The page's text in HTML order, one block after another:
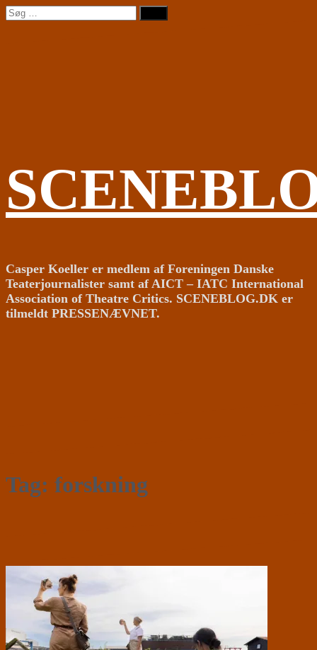
Videre
til
Søg
efter:
Casper Koeller er medlem af Foreningen Danske
Teaterjournalister samt af AICT – IATC International
Association of Theatre Critics. SCENEBLOG.DK er
tilmeldt PRESSENÆVNET.
Tag: forskning